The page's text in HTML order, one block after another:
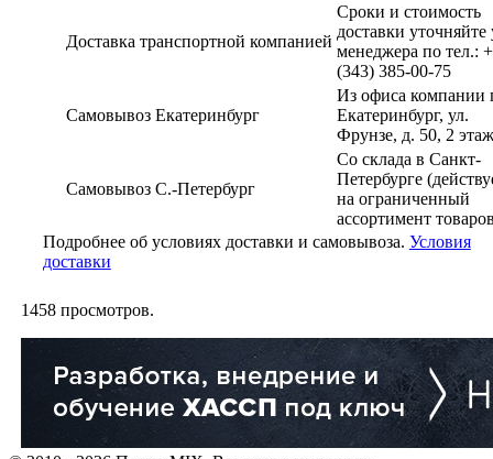
Доставка транспортной компанией
Сроки и стоимость
доставки уточняйте
менеджера по тел.:
(343) 385-00-75
Самовывоз Екатеринбург
Из офиса компании
Екатеринбург, ул.
Фрунзе, д. 50, 2 этаж
Самовывоз С.-Петербург
Со склада в Санкт-
Петербурге
на ограниченный
ассортимент
Подробнее об условиях доставки и самовывоза. Условия
доставки
1458просмотров.